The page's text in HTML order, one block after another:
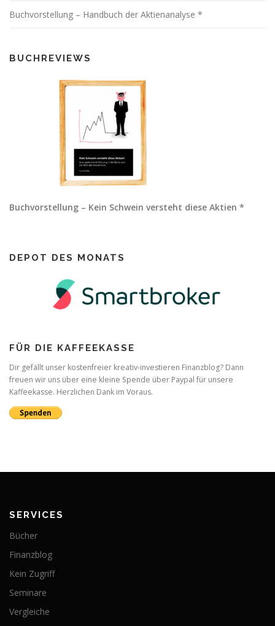
Buchvorstellung – Handbuch der Aktienanalyse *
BUCHREVIEWS
Buchvorstellung – Kein Schwein versteht diese Aktien *
DEPOT DES MONATS
FÜR DIE KAFFEEKASSE
Dir gefällt unser kostenfreier kreativ-investieren Finanzblog? Dann
freuen wir uns über eine kleine Spende über Paypal für unsere
Kaffeekasse. Herzlichen Dank im Voraus.
SERVICES
Bücher
Finanzblog
Kein Zugriff
Seminare
Vergleiche